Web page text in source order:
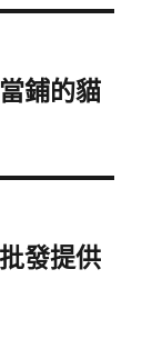
鋪的貓
發提供